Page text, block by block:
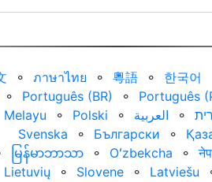
⚬ ภาษาไทย ⚬ 粵語 ⚬ 한국어
⚬ Português (BR) ⚬ Português
Melayu
⚬ Polski ⚬ العربية‏ ⚬
Svenska
⚬ Български ⚬
မြန်မာဘာသာ ⚬ Oʻzbekcha ⚬
Lietuvių ⚬ Slovene ⚬ Latviešu